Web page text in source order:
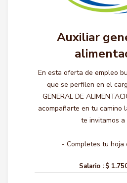
Auxiliar
En esta oferta de empleo
que se perfilen en el
GENERAL DE
acompañarte en tu camino
te invitamos a
- Completes tu hoja
Salario : $